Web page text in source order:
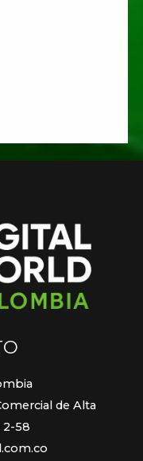
de Alta
2-58